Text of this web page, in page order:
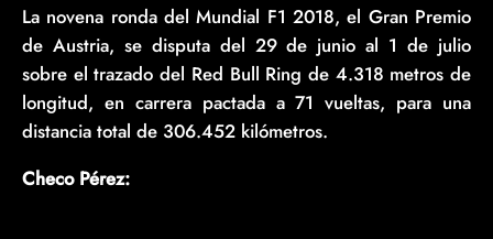
La novena ronda del Mundial F1 2018, el Gran Premio
de Austria, se disputa del 29 de junio al 1 de julio
sobre el trazado del Red Bull Ring de 4.318 metros de
longitud, en carrera pactada a 71 vueltas, para una
distancia total de 306.452 kilómetros.
Checo Pérez: